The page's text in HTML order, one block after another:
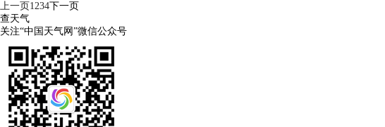
上一页1234下一页
查天气
关注“中国天气网”微信公众号